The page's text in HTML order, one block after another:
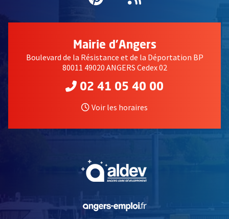
Mairie d'Angers
Boulevard de la Résistance et de la Déportation BP
80011 49020 ANGERS Cedex 02
02 41 05 40 00
Voir les horaires